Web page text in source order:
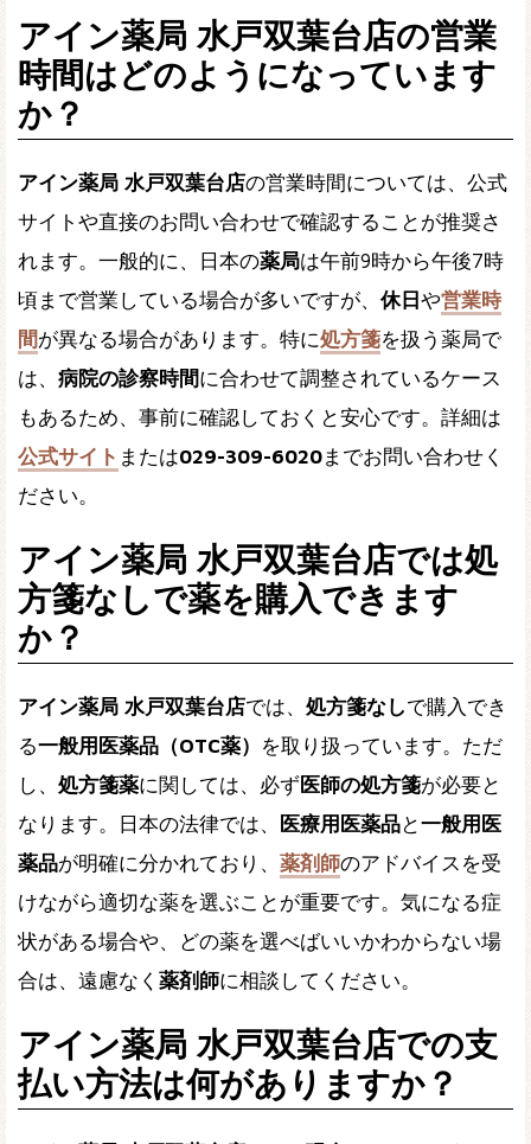
アイン薬局 水戸双葉台店の営業
時間はどのようになっています
か？
アイン薬局 水戸双葉台店の営業時間については、公式
サイトや直接のお問い合わせで確認することが推奨さ
れます。一般的に、日本の薬局は午前9時から午後7時
頃まで営業している場合が多いですが、 休日 や営業時
間が異なる場合があります。特に処方箋を扱う薬局で
は、 病院の診察時間に合わせて調整されているケース
もあるため、事前に確認しておくと安心です。詳細は
公式サイト または029-309-6020までお問い合わせく
ださい。
アイン薬局 水戸双葉台店では処
方箋なしで薬を購入できます
か？
アイン薬局 水戸双葉台店では、 処方箋なしで購入でき
る一般用医薬品（OTC薬） を取り扱っています。ただ
し、 処方箋薬に関しては、必ず医師の処方箋が必要と
なります。日本の法律では、
医療用医薬品と一般用医
薬品が明確に分かれており、 薬剤師のアドバイスを受
けながら適切な薬を選ぶことが重要です。気になる症
状がある場合や、どの薬を選べばいいかわからない場
合は、遠慮なく 薬剤師に相談してください。
アイン薬局 水戸双葉台店での支
払い方法は何がありますか？